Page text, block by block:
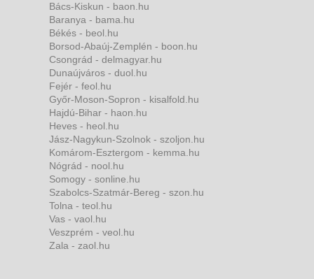
Bács-Kiskun - baon.hu
Baranya - bama.hu
Békés - beol.hu
Borsod-Abaúj-Zemplén - boon.hu
Csongrád - delmagyar.hu
Dunaújváros - duol.hu
Fejér - feol.hu
Győr-Moson-Sopron - kisalfold.hu
Hajdú-Bihar - haon.hu
Heves - heol.hu
Jász-Nagykun-Szolnok - szoljon.hu
Komárom-Esztergom - kemma.hu
Nógrád - nool.hu
Somogy - sonline.hu
Szabolcs-Szatmár-Bereg - szon.hu
Tolna - teol.hu
Vas - vaol.hu
Veszprém - veol.hu
Zala - zaol.hu